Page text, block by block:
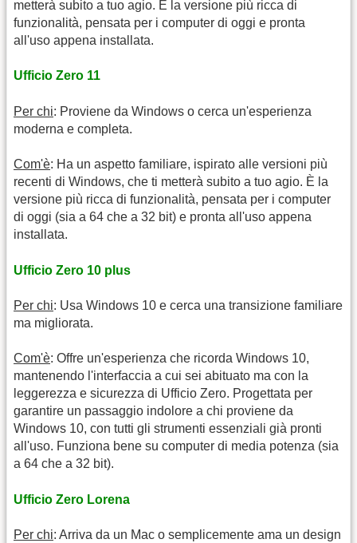
metterà subito a tuo agio. È la versione più ricca di
funzionalità, pensata per i computer di oggi e pronta
all'uso appena installata.
Ufficio Zero 11
Per chi: Proviene da Windows o cerca un'esperienza
moderna e completa.
Com'è: Ha un aspetto familiare, ispirato alle versioni più
recenti di Windows, che ti metterà subito a tuo agio. È la
versione più ricca di funzionalità, pensata per i computer
di oggi (sia a 64 che a 32 bit) e pronta all'uso appena
installata.
Ufficio Zero 10 plus
Per chi: Usa Windows 10 e cerca una transizione familiare
ma migliorata.
Com'è: Offre un'esperienza che ricorda Windows 10,
mantenendo l'interfaccia a cui sei abituato ma con la
leggerezza e sicurezza di Ufficio Zero. Progettata per
garantire un passaggio indolore a chi proviene da
Windows 10, con tutti gli strumenti essenziali già pronti
all'uso. Funziona bene su computer di media potenza (sia
a 64 che a 32 bit).
Ufficio Zero Lorena
Per chi: Arriva da un Mac o semplicemente ama un design